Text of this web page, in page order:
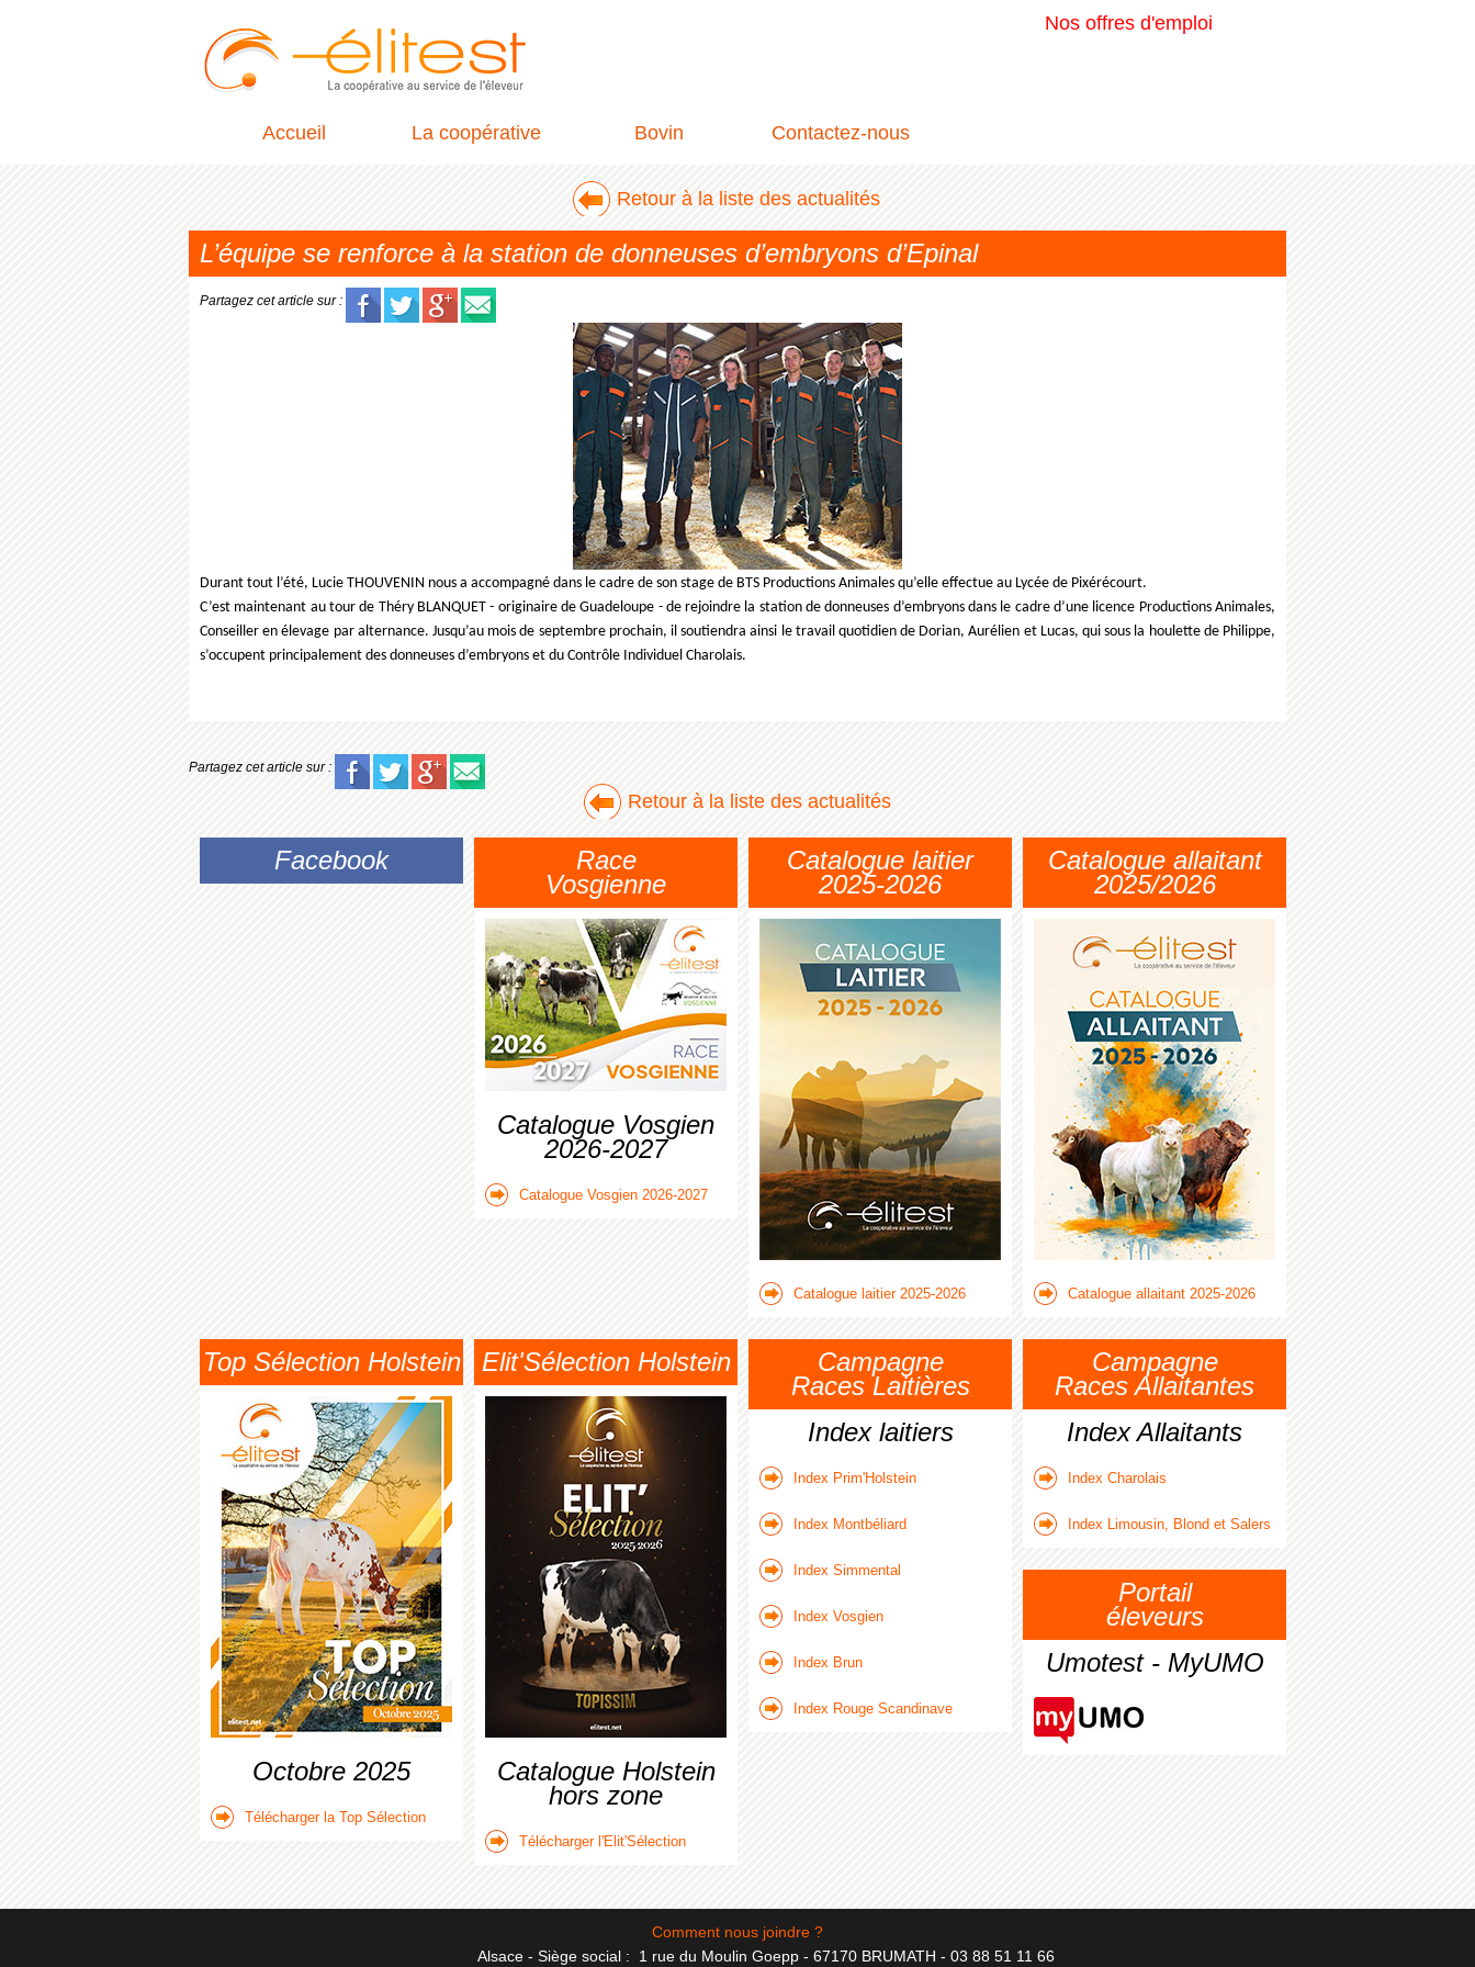
Nos offres d'emploi
Accueil La coopérative Bovin Contactez-nous
Retour à la liste des actualités
L’équipe se renforce à la station de donneuses d’embryons d’Epinal
Partagez cet article sur :
Durant tout l’été, Lucie THOUVENIN nous a accompagné dans le cadre de son stage de BTS Productions Animales qu’elle effectue au Lycée de Pixérécourt.
C’est maintenant au tour de Théry BLANQUET - originaire de Guadeloupe - de rejoindre la station de donneuses d’embryons dans le cadre d’une licence Productions Animales,
Conseiller en élevage par alternance. Jusqu’au mois de septembre prochain, il soutiendra ainsi le travail quotidien de Dorian, Aurélien et Lucas, qui sous la houlette de Philippe,
s’occupent principalement des donneuses d’embryons et du Contrôle Individuel Charolais.
Partagez cet article sur :
Retour à la liste des actualités
Facebook
Race
Vosgienne
Catalogue Vosgien
2026-2027
Catalogue Vosgien 2026-2027
Catalogue laitier
2025-2026
Catalogue laitier 2025-2026
Catalogue allaitant
2025/2026
Catalogue allaitant 2025-2026
Top Sélection Holstein
Octobre 2025
Télécharger la Top Sélection
Elit'Sélection Holstein
Catalogue Holstein
hors zone
Télécharger l'Elit'Sélection
Campagne
Races Laitières
Index laitiers
Index Prim'Holstein
Index Montbéliard
Index Simmental
Index Vosgien
Index Brun
Index Rouge Scandinave
Campagne
Races Allaitantes
Index Allaitants
Index Charolais
Index Limousin, Blond et Salers
Portail
éleveurs
Umotest - MyUMO
Comment nous joindre ?
Alsace - Siège social : 1 rue du Moulin Goepp - 67170 BRUMATH - 03 88 51 11 66